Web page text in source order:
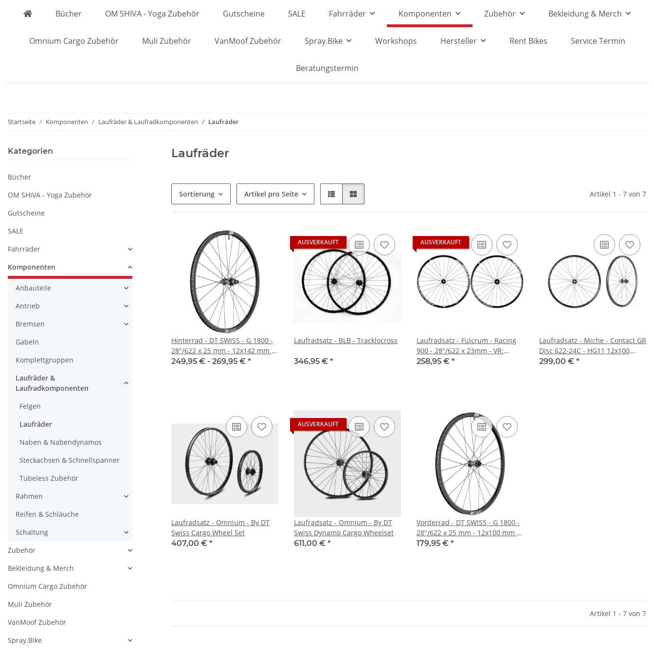
Bücher OM SHIVA - Yoga Zubehör Gutscheine SALE Fahrräder Komponenten Zubehör Bekleidung & Merch
Omnium Cargo Zubehör Muli Zubehör VanMoof Zubehör Spray.Bike Workshops Hersteller Rent Bikes Service Termin
Beratungstermin
Startseite Komponenten Laufräder & Laufradkomponenten Laufräder
Laufräder
Sortierung Artikel pro Seite Artikel 1 - 7 von 7
Hinterrad - DT SWISS - G 1800 -
28"/622 x 25 mm - 12x142 mm -
Centerlock
249,95 € - 269,95 € *
AUSVERKAUFT
Laufradsatz - BLB - Tracklocross
346,95 € *
AUSVERKAUFT
Laufradsatz - Fulcrum - Racing
900 - 28"/622 x 23mm - VR:
12x100mm - HR: 12x142mm -
258,95 € *
Laufradsatz - Miche - Contact GR
Disc 622-24C - HG11 12x100,
12x142, Centerlock, tubeless/UST
299,00 € *
Laufradsatz - Omnium - By DT
Swiss Cargo Wheel Set
407,00 € *
AUSVERKAUFT
Laufradsatz - Omnium - By DT
Swiss Dynamo Cargo Wheelset
611,00 € *
Vorderrad - DT SWISS - G 1800 -
28"/622 x 25 mm - 12x100 mm -
Centerlock
179,95 € *
Artikel 1 - 7 von 7
Kategorien
Bücher
OM SHIVA - Yoga Zubehör
Gutscheine
SALE
Fahrräder
Komponenten
Anbauteile
Antrieb
Bremsen
Gabeln
Komplettgruppen
Laufräder &
Laufradkomponenten
Felgen
Laufräder
Naben & Nabendynamos
Steckachsen & Schnellspanner
Tubeless Zubehör
Rahmen
Reifen & Schläuche
Schaltung
Zubehör
Bekleidung & Merch
Omnium Cargo Zubehör
Muli Zubehör
VanMoof Zubehör
Spray.Bike